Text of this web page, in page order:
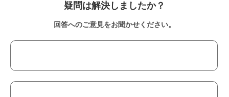
疑問は解決しましたか？
回答へのご意見をお聞かせください。